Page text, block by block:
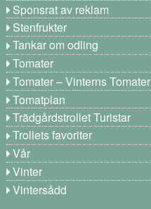
Sponsrat av reklam
Stenfrukter
Tankar om odling
Tomater
Tomater – Vinterns Tomater
Tomatplan
Trädgårdstrollet Turistar
Trollets favoriter
Vår
Vinter
Vintersådd